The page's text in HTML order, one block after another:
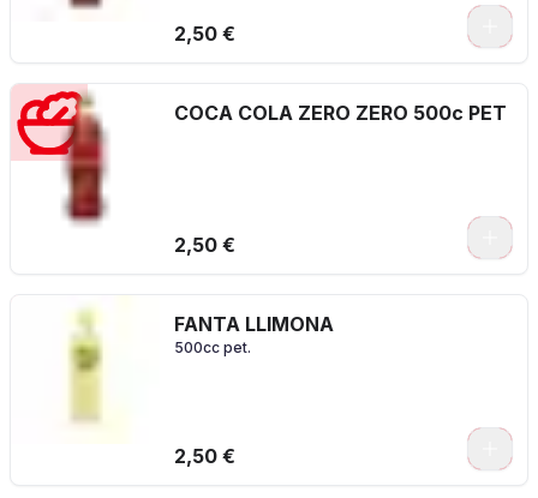
2,50 €
COCA COLA ZERO ZERO 500c PET
2,50 €
FANTA LLIMONA
500cc pet.
2,50 €